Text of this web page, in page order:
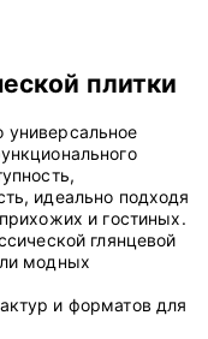
плитки
универсальное
идеально подходя
и гостиных.
глянцевой
модных
и форматов для